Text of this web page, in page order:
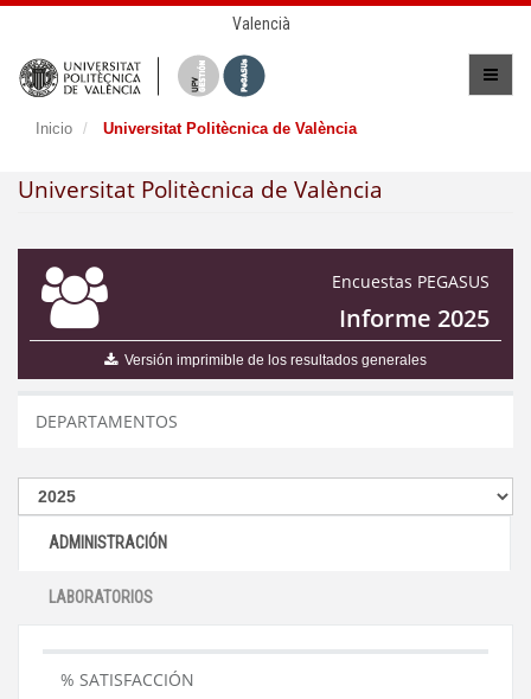
Valencià
Inicio Universitat Politècnica de València
Universitat Politècnica de València
Encuestas PEGASUS
Informe 2025
Versión imprimible de los resultados generales
DEPARTAMENTOS
ADMINISTRACIÓN
LABORATORIOS
% SATISFACCIÓN